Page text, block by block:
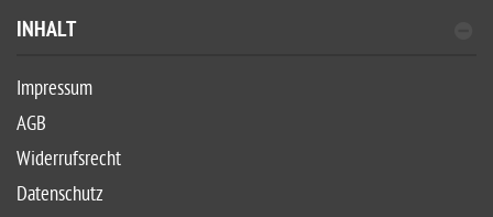
INHALT
Impressum
AGB
Widerrufsrecht
Datenschutz